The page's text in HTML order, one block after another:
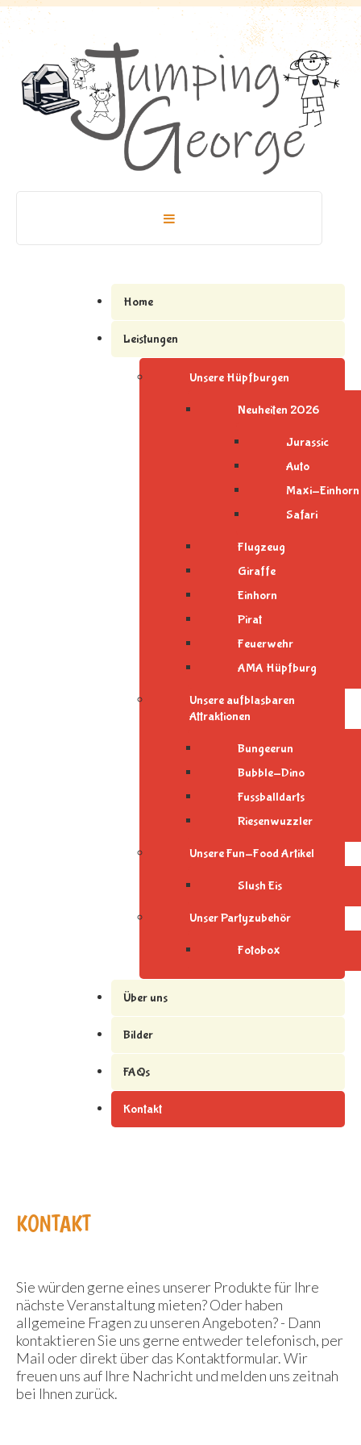
Home
Leistungen
Unsere Hüpfburgen
Neuheiten 2026
Jurassic
Auto
Maxi-Einhorn
Safari
Flugzeug
Giraffe
Einhorn
Pirat
Feuerwehr
AMA Hüpfburg
Unsere aufblasbaren
Attraktionen
Bungeerun
Bubble-Dino
Fussballdarts
Riesenwuzzler
Unsere Fun-Food Artikel
Slush Eis
Unser Partyzubehör
Fotobox
Über uns
Bilder
FAQs
Kontakt
KONTAKT
Sie würden gerne eines unserer Produkte für Ihre
nächste Veranstaltung mieten? Oder haben
allgemeine Fragen zu unseren Angeboten? - Dann
kontaktieren Sie uns gerne entweder telefonisch, per
Mail oder direkt über das Kontaktformular. Wir
freuen uns auf Ihre Nachricht und melden uns zeitnah
bei Ihnen zurück.